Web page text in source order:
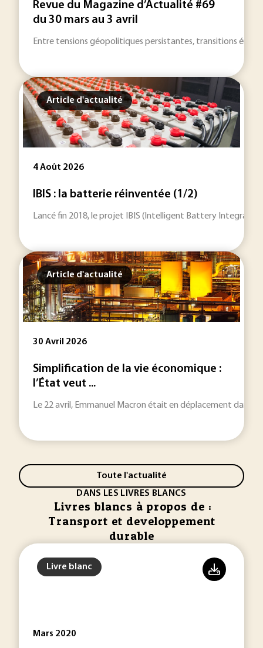
Revue du Magazine d’Actualité #69
du 30 mars au 3 avril
Entre tensions géopolitiques persistantes, transitions
Article d'actualité
4 Août 2026
IBIS : la batterie réinventée (1/2)
Lancé fin 2018, le projet IBIS (Intelligent Battery
Article d'actualité
30 Avril 2026
Simplification de la vie économique :
l’État veut ...
Le 22 avril, Emmanuel Macron était en déplacement dans
Toute l'actualité
DANS LES LIVRES BLANCS
Livres blancs à propos de :
Transport et developpement
durable
Livre blanc
Mars 2020